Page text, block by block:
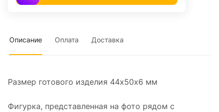
Описание Оплата Доставка
Размер готового изделия 44х50x6 мм
Фигурка, представленная на фото рядом с